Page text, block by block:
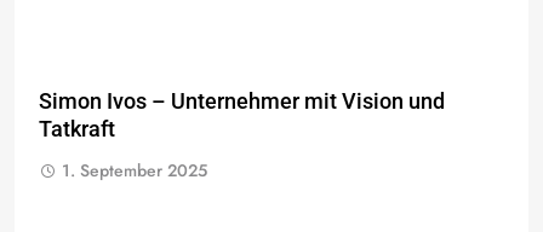
Simon Ivos – Unternehmer mit Vision und
Tatkraft
1. September 2025